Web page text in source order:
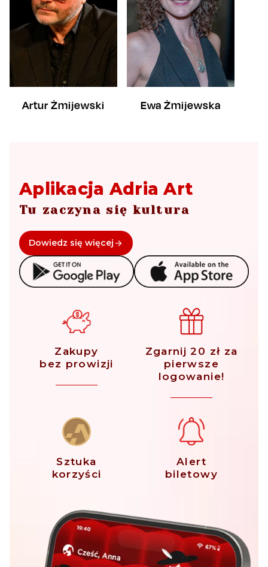
Artur Żmijewski Ewa Żmijewska
Aplikacja Adria Art
Tu zaczyna się kultura
Dowiedz się więcej
Zakupy
bez prowizji
Zgarnij 20 zł za
pierwsze
logowanie!
Sztuka
korzyści
Alert
biletowy